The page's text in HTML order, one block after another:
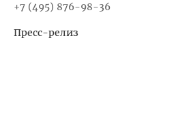
+7 (495) 876-98-36
Пресс-релиз